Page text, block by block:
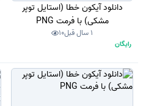
دانلود آیکون خطا (استایل توپر
مشکی) با فرمت PNG
1 سال قبل 10
رایگان